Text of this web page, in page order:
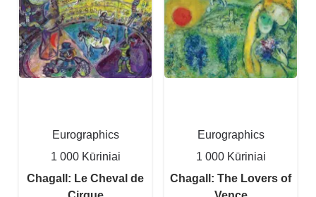
Eurographics
1 000 Kūriniai
Chagall: Le Cheval de
Eurographics
1 000 Kūriniai
Chagall: The Lovers of